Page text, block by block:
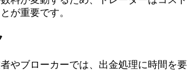
が重要です。
やブローカーでは、出金処理に時間を要